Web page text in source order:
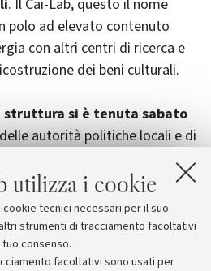
utilizza i cookie
tecnici necessari per il suo
strumenti di tracciamento facoltativi
consenso.
facoltativi sono usati per
. Il Cai-Lab, questo il nome
polo ad elevato contenuto
con altri centri di ricerca e
dei beni culturali.
struttura si è tenuta sabato
autorità politiche locali e di
presenziato al taglio del
della Seconda Facoltà
Prorettore per le sedi